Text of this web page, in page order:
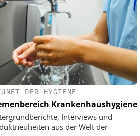
DER HYGIENE
Krankenhaushygiene
Interviews und
aus der Welt der
EASY SOFTWARE AG
Digitalisierung im
Personalmanagement: Von digitaler
Ordnung zur KI-fähigen Steuerung